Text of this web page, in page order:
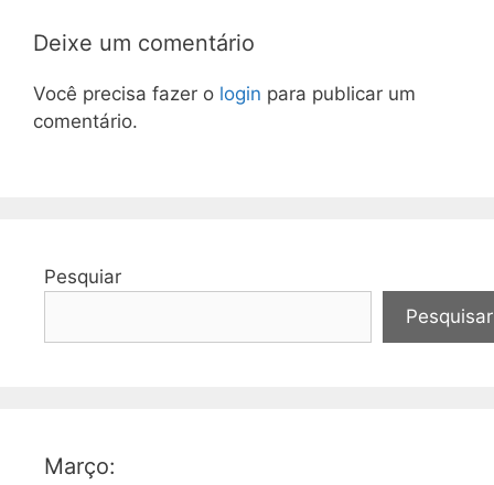
Deixe um comentário
Você precisa fazer o login para publicar um
comentário.
Pesquiar
Pesquisar
Março: